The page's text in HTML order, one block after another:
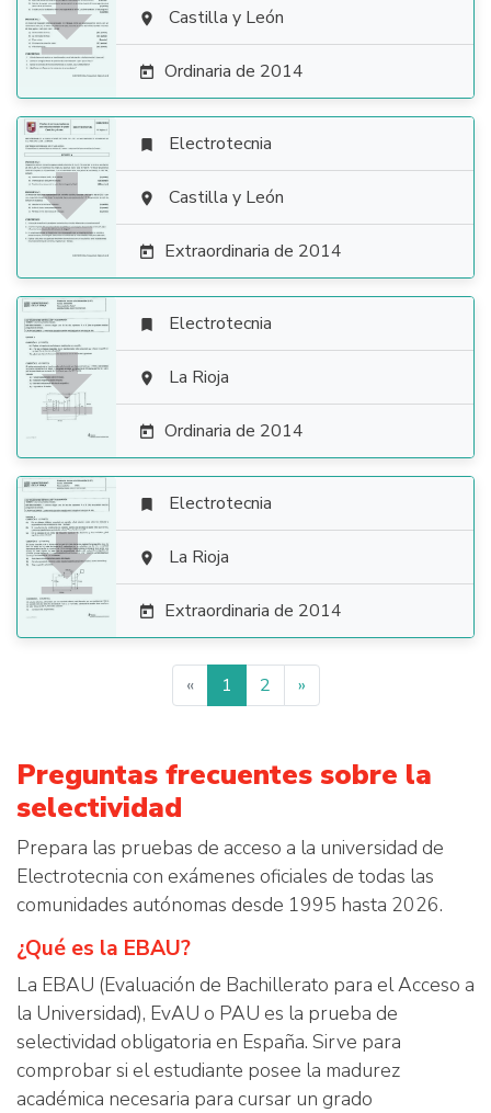
  Castilla y León
 Ordinaria de 2014

 Electrotecnia
 Castilla y León
 Extraordinaria de 2014

 Electrotecnia
 La Rioja
 Ordinaria de 2014

 Electrotecnia
 La Rioja
 Extraordinaria de 2014
« 1 2 »
Preguntas frecuentes sobre la
selectividad
Prepara las pruebas de acceso a la universidad de
Electrotecnia con exámenes oficiales de todas las
comunidades autónomas desde 1995 hasta 2026.
¿Qué es la EBAU?
La EBAU (Evaluación de Bachillerato para el Acceso a
la Universidad), EvAU o PAU es la prueba de
selectividad obligatoria en España. Sirve para
comprobar si el estudiante posee la madurez
académica necesaria para cursar un grado